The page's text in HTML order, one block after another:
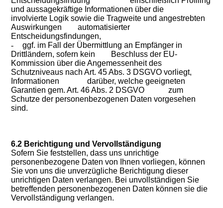
und aussagekräftige Informationen über die
involvierte Logik sowie die Tragweite und angestrebten
Auswirkungen automatisierter
Entscheidungsfindungen,
-
ggf. im Fall der Übermittlung an Empfänger in
Drittländern, sofern kein Beschluss der EU-
Kommission über die Angemessenheit des
Schutzniveaus nach Art. 45 Abs. 3 DSGVO vorliegt,
Informationen darüber, welche geeigneten
Garantien gem. Art. 46 Abs. 2 DSGVO zum
Schutze der personenbezogenen Daten vorgesehen
sind.
6.2 Berichtigung und Vervollständigung
Sofern Sie feststellen, dass uns unrichtige
personenbezogene Daten von Ihnen vorliegen, können
Sie von uns die unverzügliche Berichtigung dieser
unrichtigen Daten verlangen. Bei unvollständigen Sie
betreffenden personenbezogenen Daten können sie die
Vervollständigung verlangen.